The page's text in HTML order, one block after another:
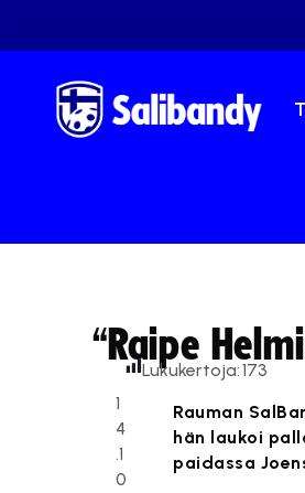
“Raipe
1
4
.1
0
Lukukertoja:173
Rauman
hän laukoi
paidassa